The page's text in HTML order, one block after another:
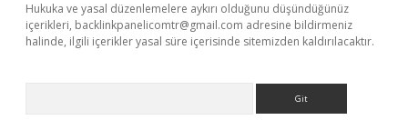
Hukuka ve yasal düzenlemelere aykırı olduğunu düşündüğünüz
içerikleri, backlinkpanelicomtr@gmail.com adresine bildirmeniz
halinde, ilgili içerikler yasal süre içerisinde sitemizden kaldırılacaktır.